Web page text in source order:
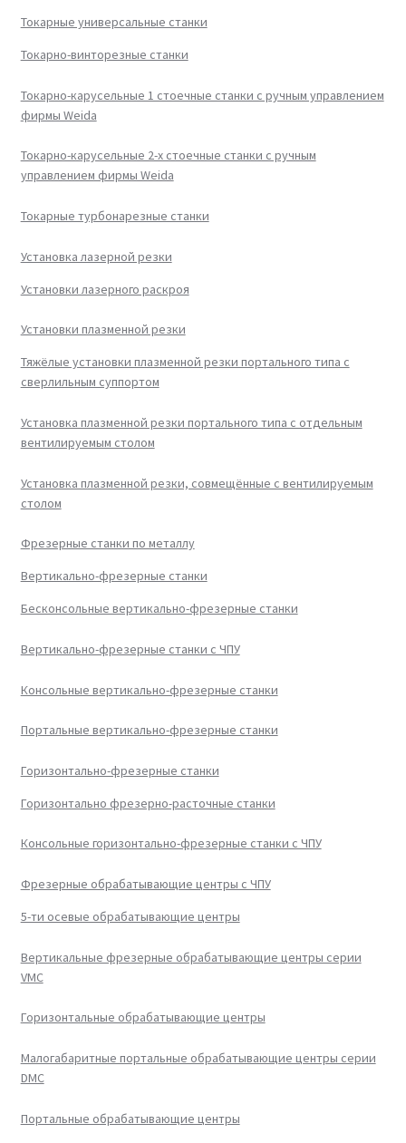
Токарные универсальные станки
Токарно-винторезные станки
Токарно-карусельные 1 стоечные станки с ручным управлением
фирмы Weida
Токарно-карусельные 2-х стоечные станки с ручным
управлением фирмы Weida
Токарные турбонарезные станки
Установка лазерной резки
Установки лазерного раскроя
Установки плазменной резки
Тяжёлые установки плазменной резки портального типа с
сверлильным суппортом
Установка плазменной резки портального типа с отдельным
вентилируемым столом
Установка плазменной резки, совмещённые с вентилируемым
столом
Фрезерные станки по металлу
Вертикально-фрезерные станки
Бесконсольные вертикально-фрезерные станки
Вертикально-фрезерные станки с ЧПУ
Консольные вертикально-фрезерные станки
Портальные вертикально-фрезерные станки
Горизонтально-фрезерные станки
Горизонтально фрезерно-расточные станки
Консольные горизонтально-фрезерные станки с ЧПУ
Фрезерные обрабатывающие центры с ЧПУ
5-ти осевые обрабатывающие центры
Вертикальные фрезерные обрабатывающие центры серии
VMC
Горизонтальные обрабатывающие центры
Малогабаритные портальные обрабатывающие центры серии
DMC
Портальные обрабатывающие центры